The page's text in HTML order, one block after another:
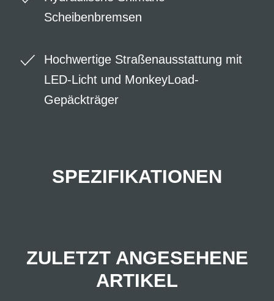
Scheibenbremsen
Hochwertige Straßenausstattung mit
LED-Licht und MonkeyLoad-
Gepäckträger
SPEZIFIKATIONEN
ZULETZT ANGESEHENE
ARTIKEL